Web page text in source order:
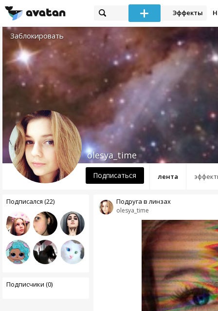
Эффекты
Заблокировать
лента
olesya_time
Подписаться
Подписался (22)
Подписчики (0)
olesya_time
Подруга в линзах